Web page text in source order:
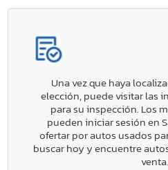
Una vez que haya
elección, puede visitar las
para su inspección. Los
pueden iniciar sesión en
ofertar por autos usados
buscar hoy y encuentre
venta.